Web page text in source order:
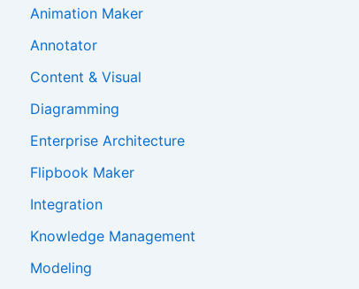
Animation Maker
Annotator
Content & Visual
Diagramming
Enterprise Architecture
Flipbook Maker
Integration
Knowledge Management
Modeling